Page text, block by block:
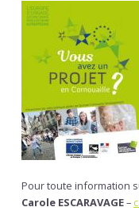
Pour toute information
Carole ESCARAVAGE–